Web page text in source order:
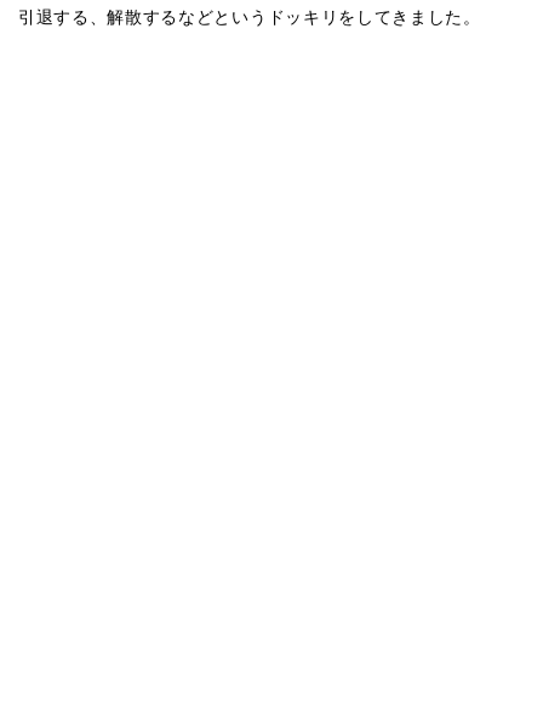
引退する、解散するなどというドッキリをしてきました。